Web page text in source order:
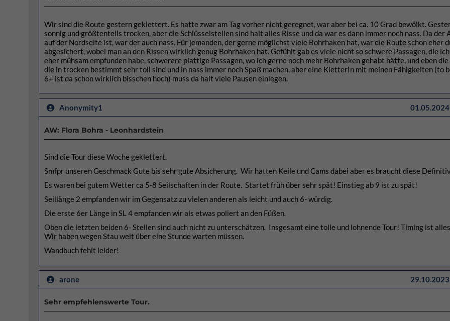
Wir sind die Route gestern geklettert. Es hatte zwar am Tag vorher nicht geregnet, war aber bei ca. 10 Grad bewölkt.
sonnig und größtenteils trocken, aber die Schlüsselstellen sind halt alles Risse und da war es dann immer noch nass. Da der
auf der Nordseite ist, war der auch nass. Für jemanden, der gerne möglichst viele Bohrhaken hat, war die Route schon eher
abgesichert, wobei man an den Rissen wirklich genug Bohrhaken hat. Gefühlt gab es viele nicht so schwere Passagen, die
eher mühsam empfunden habe, schwerere plattige Passagen, wo ich gerne noch mehr Bohrhaken gehabt hätte, und eben die
die in trocken bestimmt sehr toll sind und in nass immer noch Spaß machen, aber eine KletterIn mit meinen Fähigkeiten (to
6+ ist da schon wirklich bisschen hoch) muss da halt viele Pausen einlegen.
Anonymity1
AW: Flora Bohra - Leonhardstein
Sind die Tour diese Woche geklettert.
Smfpr unseren Geschmack Gute bis sehr gute Absicherung. Wir hatten Keile und Cams dabei aber es braucht diese
Es waren bei gutem Wetter ca 5-8 Seilschaften in der Route. Startet früh über sehr spät! Einstieg ab 9 ist zu spät!
Seillänge 2 empfanden wir im Gegensatz zu vielen anderen als leicht und auch 6- würdig.
Die erste 6er Länge in SL 4 empfanden wir als etwas poliert an den Füßen.
Oben die letzten beiden 6- Stellen sind auch nicht zu unterschätzen. Insgesamt eine tolle und lohnende Tour! Timing ist
Wir haben wegen Stau weit über eine Stunde warten müssen.
Wandbuch fehlt leider!
arone
Sehr empfehlenswerte Tour.